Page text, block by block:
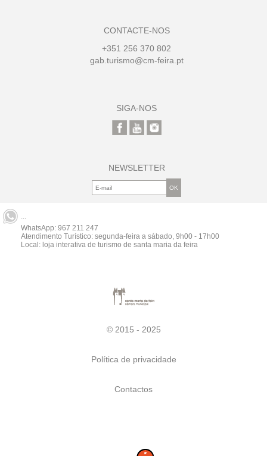
CONTACTE-NOS
+351 256 370 802
gab.turismo@cm-feira.pt
SIGA-NOS
NEWSLETTER
WhatsApp: 967 211 247
Atendimento Turístico: segunda-feira a sábado, 9h00 - 17h00
Local: loja interativa de turismo de santa maria da feira
© 2015 - 2025
Política de privacidade
Contactos